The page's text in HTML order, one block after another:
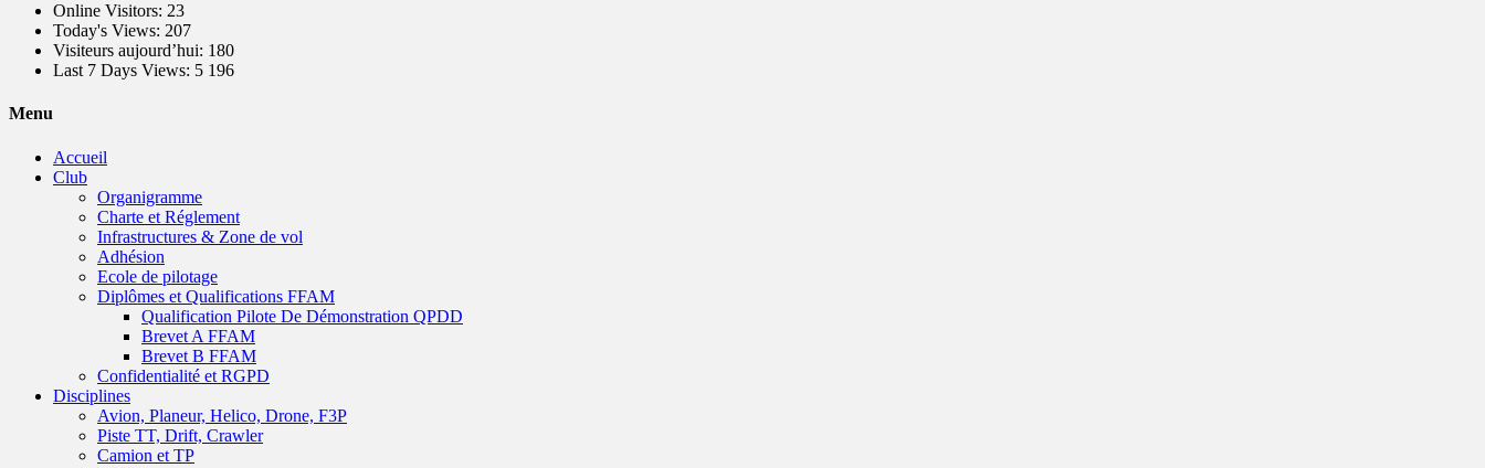
Online Visitors: 23
Today's Views: 207
Visiteurs aujourd’hui: 180
Last 7 Days Views: 5 196
Menu
Accueil
Club
Organigramme
Charte et Réglement
Infrastructures & Zone de vol
Adhésion
Ecole de pilotage
Diplômes et Qualifications FFAM
Qualification Pilote De Démonstration QPDD
Brevet A FFAM
Brevet B FFAM
Confidentialité et RGPD
Disciplines
Avion, Planeur, Helico, Drone, F3P
Piste TT, Drift, Crawler
Camion et TP